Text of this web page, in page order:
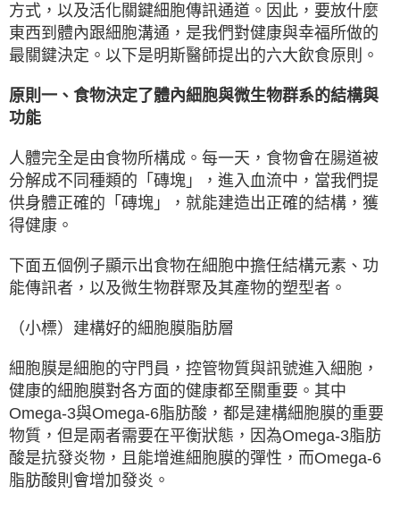
方式，以及活化關鍵細胞傳訊通道。因此，要放什麼
東西到體內跟細胞溝通，是我們對健康與幸福所做的
最關鍵決定。以下是明斯醫師提出的六大飲食原則。
原則一、食物決定了體內細胞與微生物群系的結構與
功能
人體完全是由食物所構成。每一天，食物會在腸道被
分解成不同種類的「磚塊」，進入血流中，當我們提
供身體正確的「磚塊」，就能建造出正確的結構，獲
得健康。
下面五個例子顯示出食物在細胞中擔任結構元素、功
能傳訊者，以及微生物群聚及其產物的塑型者。
（小標）建構好的細胞膜脂肪層
細胞膜是細胞的守門員，控管物質與訊號進入細胞，
健康的細胞膜對各方面的健康都至關重要。其中
Omega-3與Omega-6脂肪酸，都是建構細胞膜的重要
物質，但是兩者需要在平衡狀態，因為Omega-3脂肪
酸是抗發炎物，且能增進細胞膜的彈性，而Omega-6
脂肪酸則會增加發炎。